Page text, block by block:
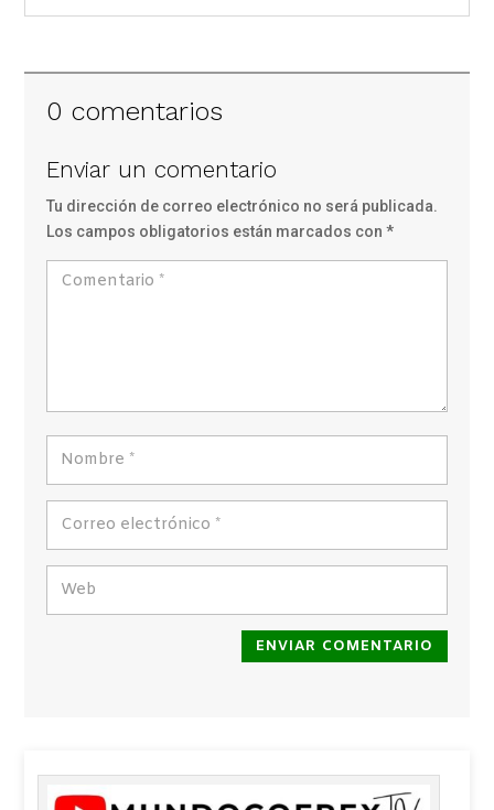
0 comentarios
Enviar un comentario
Tu dirección de correo electrónico no será publicada.
Los campos obligatorios están marcados con*
ENVIAR COMENTARIO